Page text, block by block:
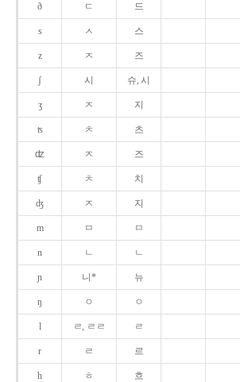
ð ㄷ 드
s ㅅ 스
z ㅈ 즈
ʃ 시 슈, 시
ʒ ㅈ 지
ʦ ㅊ 츠
ʣ ㅈ 즈
ʧ ㅊ 치
ʤ ㅈ 지
m ㅁ ㅁ
n ㄴ ㄴ
ɲ 니* 뉴
ŋ ㅇ ㅇ
l ㄹ, ㄹㄹ ㄹ
r ㄹ 르
h ㅎ 흐